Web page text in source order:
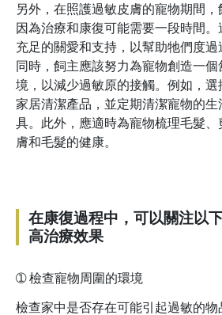
另外，在照護過敏皮膚的寵物期間，
因為治療和康復可能需要一段時間
充足的關愛和支持，以幫助牠們度過
同時，飼主應該努力為寵物創造一
境，以減少過敏原的接觸。例如，
家居清潔產品，並定期清潔寵物的生
具。此外，應適時為寵物梳理毛髮
膚和毛髮的健康。
在康復過程中，可以關注以
高治療效果
➀檢查寵物周圍的環境
檢查家中是否存在可能引起過敏的物